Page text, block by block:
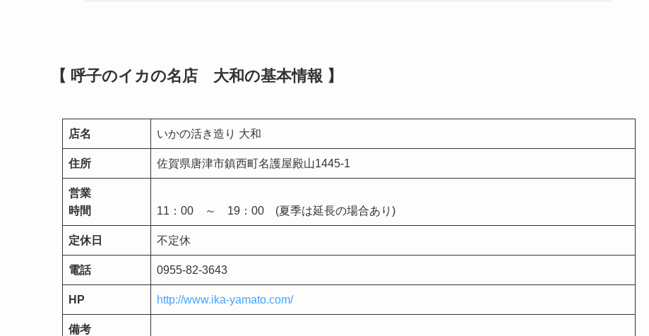
【 呼子のイカの名店 大和の基本情報 】
店名 いかの活き造り 大和
住所 佐賀県唐津市鎮西町名護屋殿山1445-1
営業
時間
11：00 ～ 19：00 (夏季は延長の場合あり)
定休日 不定休
電話 0955-82-3643
HP http://www.ika-yamato.com/
備考